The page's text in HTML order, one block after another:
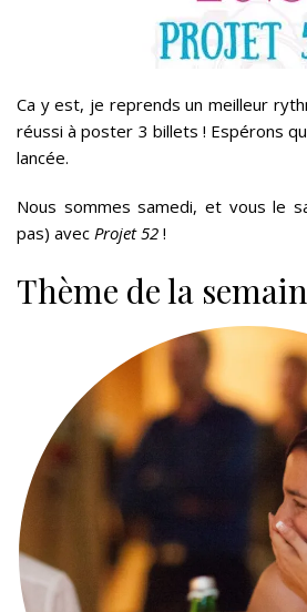
Ca y est, je reprends un meilleur
réussi à poster 3 billets ! Espérons
lancée.
Nous sommes samedi, et vous le
pas) avec Projet 52 !
Thème de la